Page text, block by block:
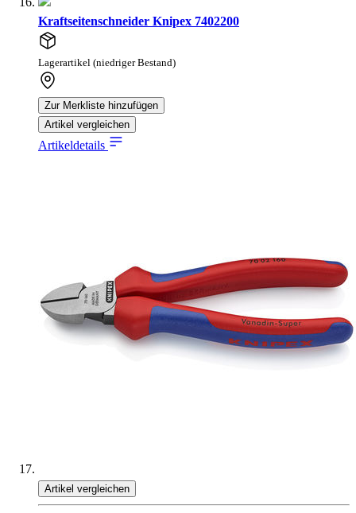
Kraftseitenschneider Knipex 7402200
Lagerartikel (niedriger Bestand)
Zur Merkliste hinzufügen
Artikel vergleichen
Artikeldetails
Artikel vergleichen